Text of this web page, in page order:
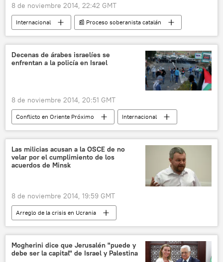
8 de noviembre 2014, 22:42 GMT
Internacional
📰 Proceso soberanista catalán
noticias
Decenas de árabes israelíes se
enfrentan a la policía en Israel
8 de noviembre 2014, 20:51 GMT
Conflicto en Oriente Próximo
Internacional
noticias
Las milicias acusan a la OSCE de no
velar por el cumplimiento de los
acuerdos de Minsk
8 de noviembre 2014, 19:59 GMT
Arreglo de la crisis en Ucrania
Situación en el este de Ucrania
Tregua en Ucrania
Internacional
noticias
Mogherini dice que Jerusalén "puede y
debe ser la capital" de Israel y Palestina